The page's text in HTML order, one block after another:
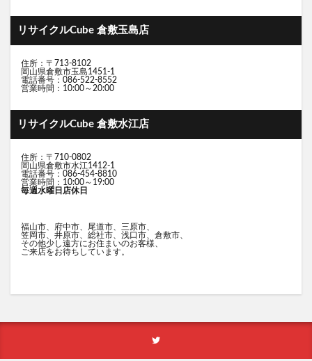
リサイクルCube 倉敷玉島店
住所：〒713-8102
岡山県倉敷市玉島1451-1
電話番号：086-522-8552
営業時間：10:00～20:00
リサイクルCube 倉敷水江店
住所：〒710-0802
岡山県倉敷市水江1412-1
電話番号：086-454-8810
営業時間：10:00～19:00
毎週水曜日店休日
福山市、府中市、尾道市、三原市、
笠岡市、井原市、総社市、浅口市、倉敷市、
その他少し遠方にお住まいのお客様、
ご来店をお待ちしています。